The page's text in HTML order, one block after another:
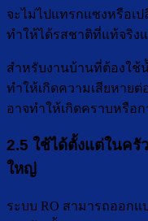
จะไม่ไปแทรกแซงหรือเ
ทำให้ได้รสชาติที่แท้จริง
สำหรับงานบ้านที่ต้องใช้
ทำให้เกิดความเสียหาย
อาจทำให้เกิดคราบหรือ
2.5 ใช้ได้ตั้งแต่ในครั
ใหญ่
ระบบ RO สามารถออก